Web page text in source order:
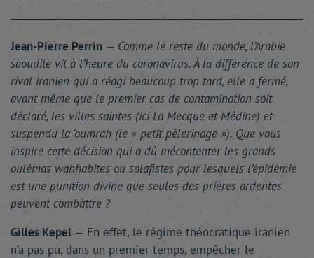
Jean-Pierre Perrin — Comme le reste du monde, l’Arabie
saoudite vit à l’heure du coronavirus. À la différence de son
rival iranien qui a réagi beaucoup trop tard, elle a fermé,
avant même que le premier cas de contamination soit
déclaré, les villes saintes (ici La Mecque et Médine) et
suspendu la ‘oumrah (le « petit pèlerinage »). Que vous
inspire cette décision qui a dû mécontenter les grands
oulémas wahhabites ou salafistes pour lesquels l’épidémie
est une punition divine que seules des prières ardentes
peuvent combattre ?
Gilles Kepel — En effet, le régime théocratique iranien
n’a pas pu, dans un premier temps, empêcher le